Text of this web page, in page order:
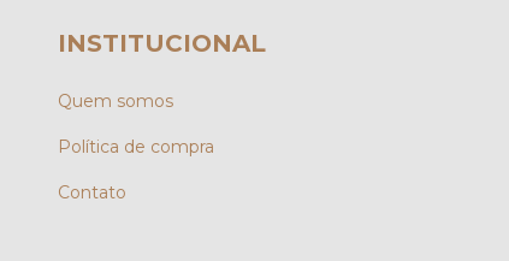
INSTITUCIONAL
Quem somos
Política de compra
Contato